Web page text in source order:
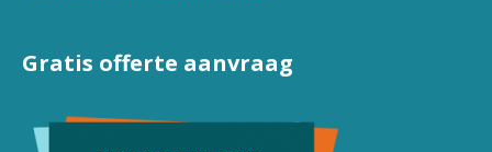
Gratis offerte aanvraag